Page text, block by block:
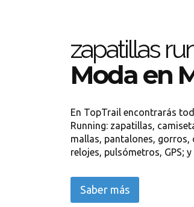
zapatillas
Moda en
En TopTrail encontrarás
Running: zapatillas,
mallas, pantalones, gorros,
relojes, pulsómetros, GPS;
Saber más